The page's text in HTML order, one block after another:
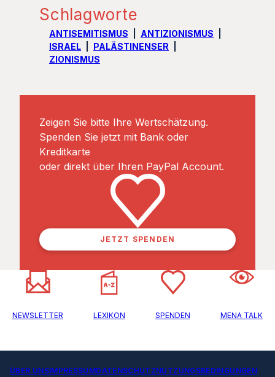
Schlagworte
ANTISEMITISMUS
ANTIZIONISMUS
ISRAEL
PALÄSTINENSER
ZIONISMUS
Zeigen Sie bitte Ihre Wertschätzung.
Spenden Sie jetzt mit Bank oder
Kreditkarte
oder direkt über Ihren PayPal Account.
JETZT SPENDEN
NEWSLETTER LEXIKON SPENDEN MENA TALK
ÜBER UNSIMPRESSUMDATENSCHUTZNUTZUNGSBEDINGUNGEN